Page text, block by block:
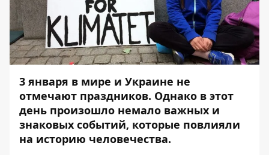
3 января в мире и Украине не
отмечают праздников. Однако в этот
день произошло немало важных и
знаковых событий, которые повлияли
на историю человечества.